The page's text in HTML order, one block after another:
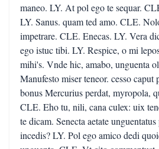
maneo. LY. At pol ego te sequar.
LY. Sanus. quam ted amo. CLE.
impetrare. CLE. Enecas. LY. Vera
ego istuc tibi. LY. Respice, o mi
mihi's. Vnde hic, amabo, unguenta
Manufesto miser teneor. cesso
bonus Mercurius perdat, myropola,
CLE. Eho tu, nili, cana culex: uix
te dicam. Senecta aetate
incedis? LY. Pol ego amico dedi